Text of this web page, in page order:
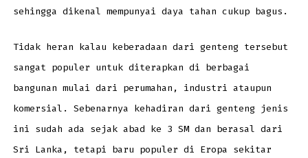
sehingga dikenal mempunyai daya tahan cukup bagus.
Tidak heran kalau keberadaan dari genteng tersebut
sangat populer untuk diterapkan di berbagai
bangunan mulai dari perumahan, industri ataupun
komersial. Sebenarnya kehadiran dari genteng jenis
ini sudah ada sejak abad ke 3 SM dan berasal dari
Sri Lanka, tetapi baru populer di Eropa sekitar